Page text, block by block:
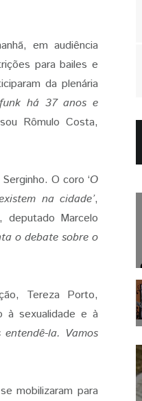
em audiência
para bailes e
da plenária
há 37 anos e
Rômulo Costa,
O coro ‘O
na cidade’,
deputado Marcelo
o debate sobre o
Tereza Porto,
à sexualidade e à
la. Vamos
mobilizaram para